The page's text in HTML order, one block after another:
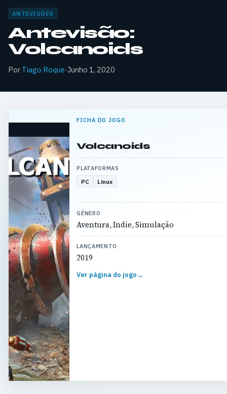
ANTEVISÕES
Antevisão:
Volcanoids
Por Tiago Roque·Junho 1, 2020
FICHA DO JOGO
Volcanoids
PLATAFORMAS
PC Linux
GÉNERO
Aventura, Indie, Simulação
LANÇAMENTO
2019
Ver página do jogo→